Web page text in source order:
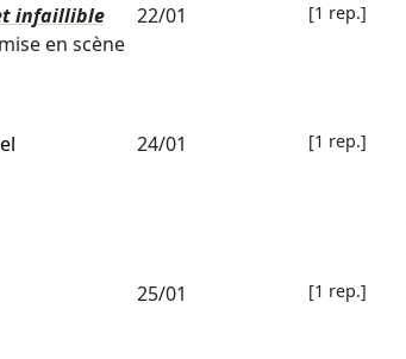
infaillible
en scène
22/01 [1 rep.]
24/01 [1 rep.]
25/01 [1 rep.]